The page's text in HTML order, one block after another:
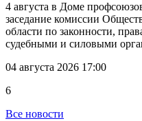
4 августа в Доме
заседание комиссии
области по законности,
судебными и силовыми
04 августа 2026 17:00
6
Все новости